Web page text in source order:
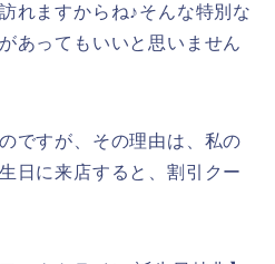
れますからね♪そんな特別な
あってもいいと思いません
ですが、その理由は、私の
日に来店すると、割引クー